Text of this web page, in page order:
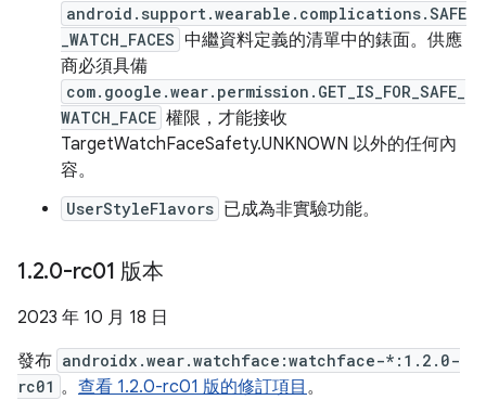
android.support.wearable.complications.SAFE
_WATCH_FACES 中繼資料定義的清單中的錶面。供應
商必須具備
com.google.wear.permission.GET_IS_FOR_SAFE_
WATCH_FACE 權限，才能接收
TargetWatchFaceSafety.UNKNOWN 以外的任何內
容。
UserStyleFlavors 已成為非實驗功能。
1.2.0-rc01 版本
2023 年 10 月 18 日
發布 androidx.wear.watchface:watchface-*:1.2.0-
rc01 。 查看 1.2.0-rc01 版的修訂項目 。